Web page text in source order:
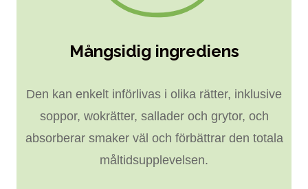
Mångsidig ingrediens
Den kan enkelt införlivas i olika rätter, inklusive
soppor, wokrätter, sallader och grytor, och
absorberar smaker väl och förbättrar den totala
måltidsupplevelsen.